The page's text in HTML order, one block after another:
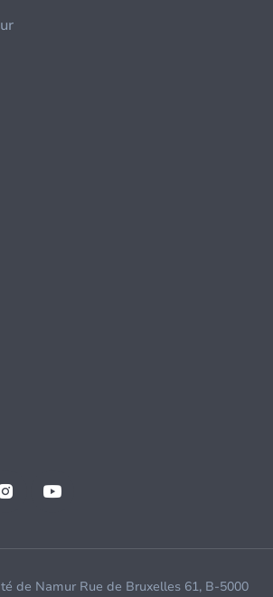
de Namur Rue de Bruxelles 61, B-5000